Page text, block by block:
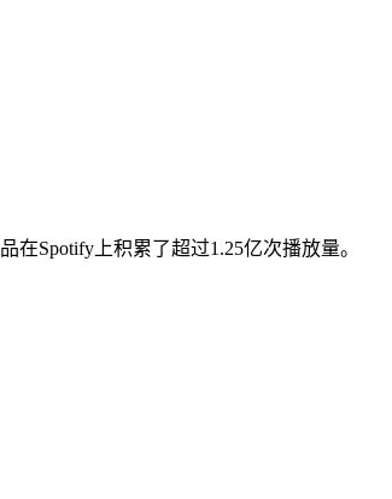
在Spotify上积累了超过1.25亿次播放量。